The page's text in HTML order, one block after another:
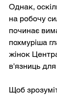
Однак,
на робочу
починає
похмуріша
жінок
в'язниць для
Щоб